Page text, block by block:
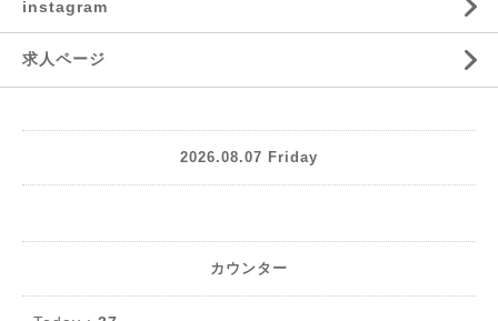
instagram
求人ページ
2026.08.07 Friday
カウンター